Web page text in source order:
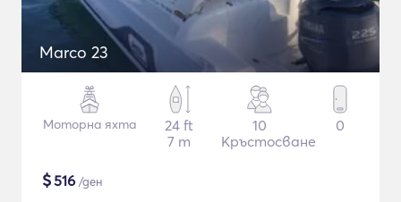
Marco 23
Моторна яхта
24 ft
7 m
10
Кръстосване
0
$516 /ден